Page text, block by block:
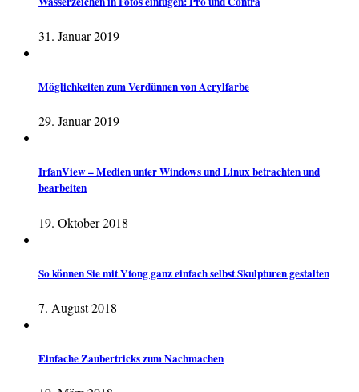
31. Januar 2019
Möglichkeiten zum Verdünnen von Acrylfarbe
29. Januar 2019
IrfanView – Medien unter Windows und Linux betrachten und
bearbeiten
19. Oktober 2018
So können Sie mit Ytong ganz einfach selbst Skulpturen gestalten
7. August 2018
Einfache Zaubertricks zum Nachmachen